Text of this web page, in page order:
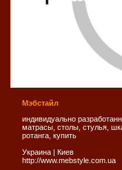
Мэбстайл
индивидуально
матрасы, столы, стулья,
ротанга, купить
Украина | Киев
http://www.mebstyle.com.ua